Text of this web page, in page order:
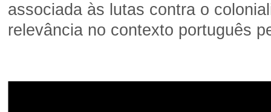
associada às lutas contra o
relevância no contexto português